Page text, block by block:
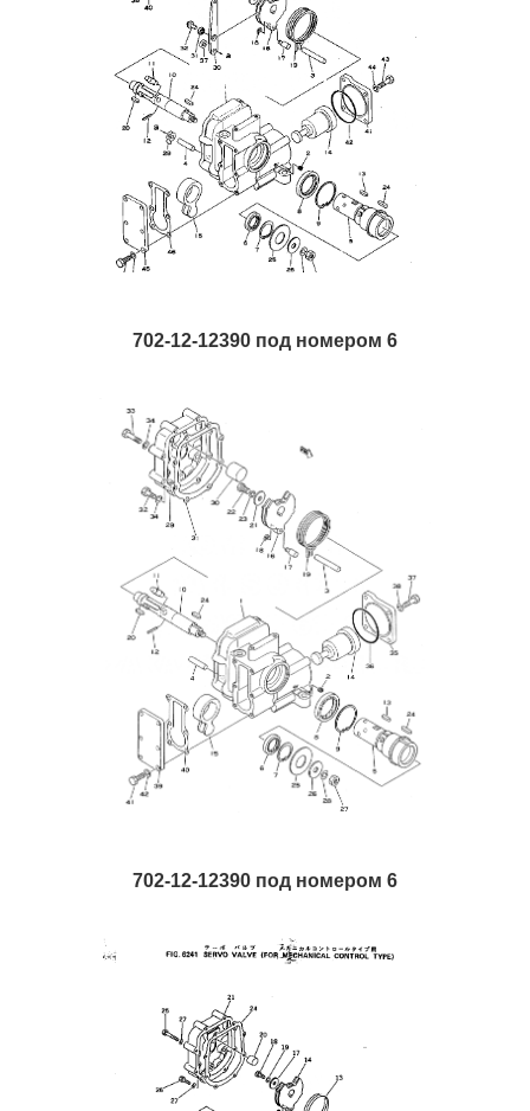
702-12-12390 под номером 6
702-12-12390 под номером 6